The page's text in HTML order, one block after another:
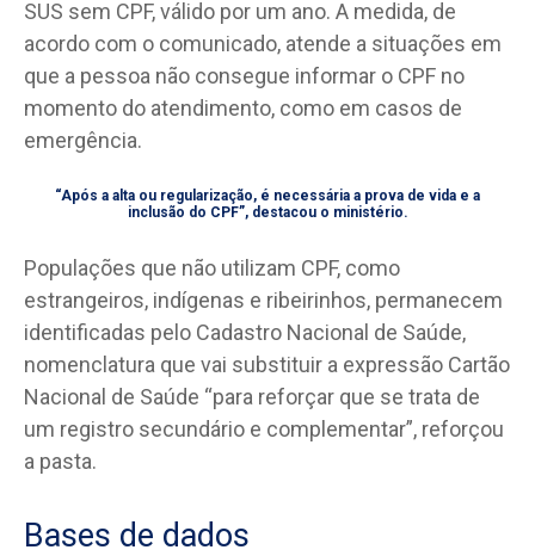
SUS sem CPF, válido por um ano. A medida, de
acordo com o comunicado, atende a situações em
que a pessoa não consegue informar o CPF no
momento do atendimento, como em casos de
emergência.
“Após a alta ou regularização, é necessária a prova de vida e a
inclusão do CPF”, destacou o ministério.
Populações que não utilizam CPF, como
estrangeiros, indígenas e ribeirinhos, permanecem
identificadas pelo Cadastro Nacional de Saúde,
nomenclatura que vai substituir a expressão Cartão
Nacional de Saúde “para reforçar que se trata de
um registro secundário e complementar”, reforçou
a pasta.
Bases de dados